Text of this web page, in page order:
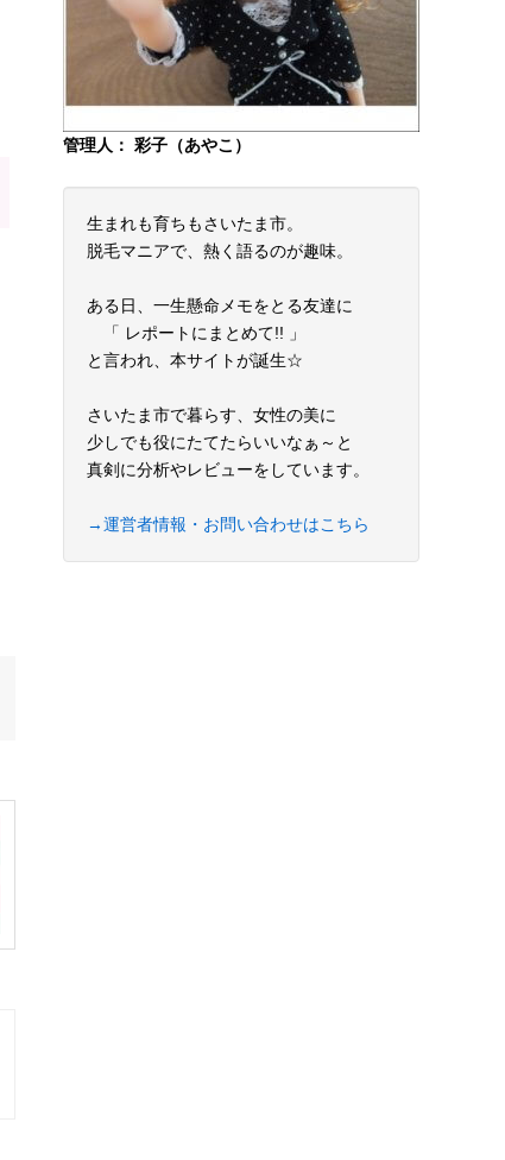
管理人： 彩子（あやこ）
生まれも育ちもさいたま市。
脱毛マニアで、熱く語るのが趣味。
ある日、一生懸命メモをとる友達に
「 レポートにまとめて!! 」
と言われ、本サイトが誕生☆
さいたま市で暮らす、女性の美に
少しでも役にたてたらいいなぁ～と
真剣に分析やレビューをしています。
→運営者情報・お問い合わせはこちら